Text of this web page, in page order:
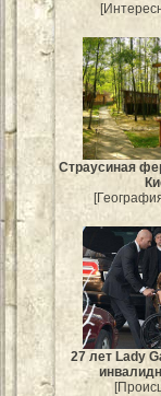
Страусиная
27 лет Lady